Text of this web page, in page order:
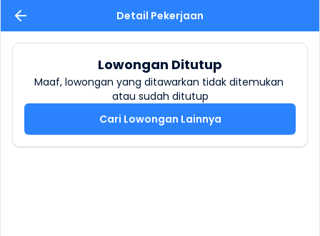
Detail Pekerjaan
Lowongan Ditutup
Maaf, lowongan yang ditawarkan tidak ditemukan
atau sudah ditutup
Cari Lowongan Lainnya